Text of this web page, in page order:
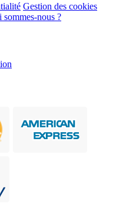
Gestion des cookies
sommes-nous ?